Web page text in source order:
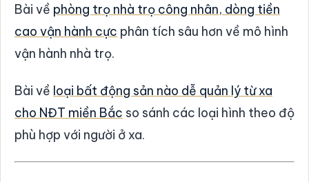
Bài về phòng trọ nhà trọ công nhân, dòng tiền
cao vận hành cực phân tích sâu hơn về mô hình
vận hành nhà trọ.
Bài về loại bất động sản nào dễ quản lý từ xa
cho NĐT miền Bắc so sánh các loại hình theo độ
phù hợp với người ở xa.